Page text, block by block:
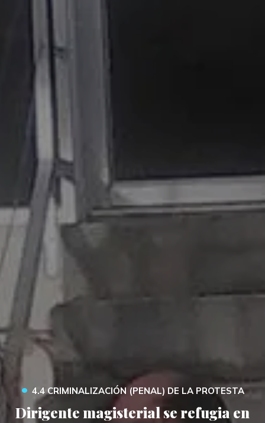
• 4.4 CRIMINALIZACIÓN (PENAL) DE LA PROTESTA
Dirigente magisterial se refugia en